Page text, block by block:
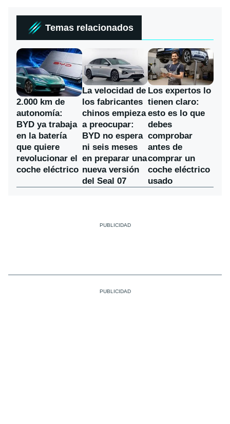
Temas relacionados
2.000 km de
autonomía:
BYD ya trabaja
en la batería
que quiere
revolucionar el
coche eléctrico
La velocidad de
los fabricantes
chinos empieza
a preocupar:
BYD no espera
ni seis meses
en preparar una
nueva versión
del Seal 07
Los expertos lo
tienen claro:
esto es lo que
debes
comprobar
antes de
comprar un
coche eléctrico
usado